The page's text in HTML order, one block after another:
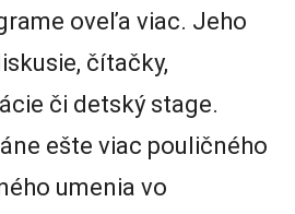
oveľa viac. Jeho
čítačky,
či detský stage.
ešte viac pouličného
umenia vo